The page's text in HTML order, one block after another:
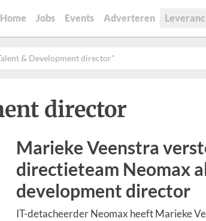
Home Jobs Events Adverteren
& Development director"
director
Marieke Veenstra
directieteam Neomax
development director
IT-detacheerder Neomax heeft Marieke